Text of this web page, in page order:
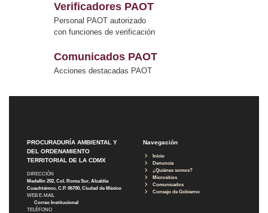
Verificadores PAOT
Personal PAOT autorizado
con funciones de verificación
Comunicados PAOT
Acciones destacadas PAOT
PROCURADURÍA AMBIENTAL Y
DEL ORDENAMIENTO
TERRITORIAL DE LA CDMX
DIRECCIÓN
Medellín 202, Col. Roma Sur, Alcaldía
Cuauhtémoc, C.P. 06700, Ciudad de México
WEB E-MAIL
Correo Institucional
TELÉFONO
Navegación
Inicio
Denuncia
¿Quiénes somos?
Micrositios
Comunicados
Consejo de Gobierno